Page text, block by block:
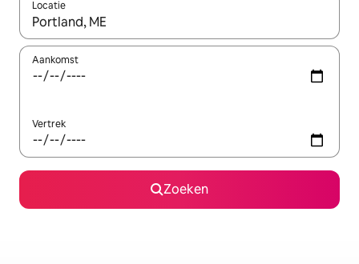
Locatie
Wanneer er resultaten beschikbaar zijn, maak je een keuze
Aankomst
Vertrek
Zoeken